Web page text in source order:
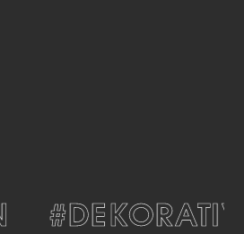
#DEKORATIV